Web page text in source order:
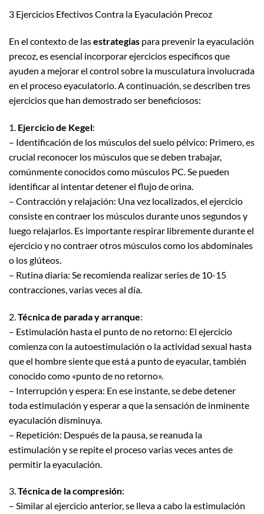
3 Ejercicios Efectivos Contra la Eyaculación Precoz
En el contexto de lasestrategias para prevenir la eyaculación
precoz, es esencial incorporar ejercicios específicos que
ayuden a mejorar el control sobre la musculatura involucrada
en el proceso eyaculatorio. A continuación, se describen tres
ejercicios que han demostrado ser beneficiosos:
1. Ejercicio de Kegel:
– Identificación de los músculos del suelo pélvico: Primero, es
crucial reconocer los músculos que se deben trabajar,
comúnmente conocidos como músculos PC. Se pueden
identificar al intentar detener el flujo de orina.
– Contracción y relajación: Una vez localizados, el ejercicio
consiste en contraer los músculos durante unos segundos y
luego relajarlos. Es importante respirar libremente durante el
ejercicio y no contraer otros músculos como los abdominales
o los glúteos.
– Rutina diaria: Se recomienda realizar series de 10-15
contracciones, varias veces al día.
2. Técnica de parada y arranque:
– Estimulación hasta el punto de no retorno: El ejercicio
comienza con la autoestimulación o la actividad sexual hasta
que el hombre siente que está a punto de eyacular, también
conocido como «punto de no retorno».
– Interrupción y espera: En ese instante, se debe detener
toda estimulación y esperar a que la sensación de inminente
eyaculación disminuya.
– Repetición: Después de la pausa, se reanuda la
estimulación y se repite el proceso varias veces antes de
permitir la eyaculación.
3.Técnica de la compresión:
– Similar al ejercicio anterior, se lleva a cabo la estimulación